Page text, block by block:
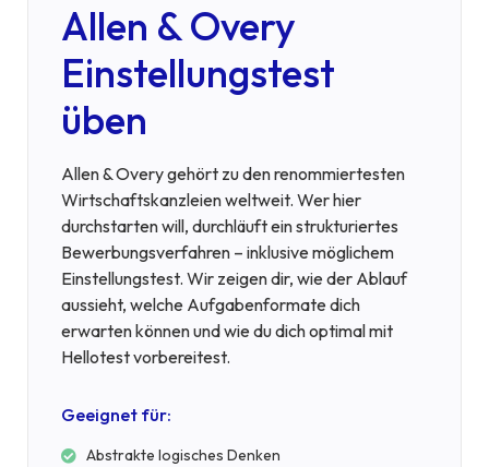
Allen & Overy
Einstellungstest
üben
Allen & Overy gehört zu den renommiertesten
Wirtschaftskanzleien weltweit. Wer hier
durchstarten will, durchläuft ein strukturiertes
Bewerbungsverfahren – inklusive möglichem
Einstellungstest. Wir zeigen dir, wie der Ablauf
aussieht, welche Aufgabenformate dich
erwarten können und wie du dich optimal mit
Hellotest vorbereitest.
Geeignet für:
Abstrakte logisches Denken